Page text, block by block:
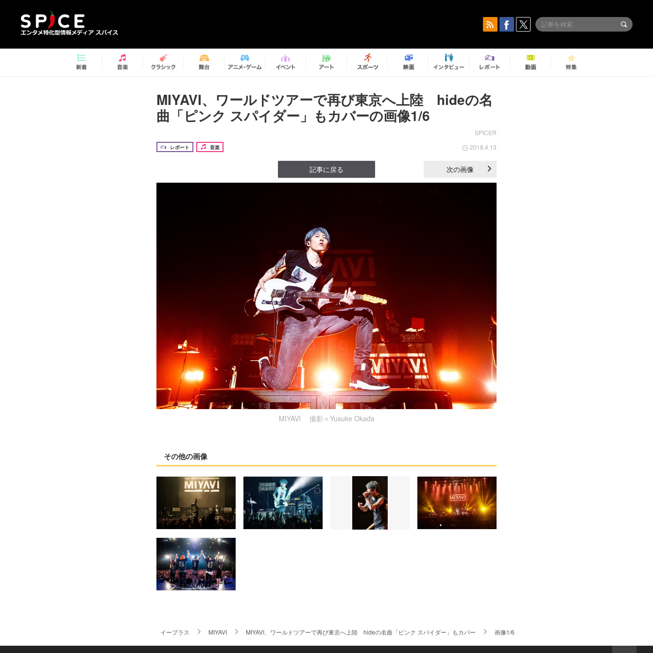
MIYAVI、ワールドツアーで再び東京へ上陸 hideの名
曲「ピンク スパイダー」もカバーの画像1/6
SPICER
レポート 音楽 2018.4.13
記事に戻る 次の画像
MIYAVI 撮影＝Yusuke Okada
その他の画像
イープラス MIYAVI MIYAVI、ワールドツアーで再び東京へ上陸 hideの名曲「ピンク スパイダー」もカバー 画像1/6